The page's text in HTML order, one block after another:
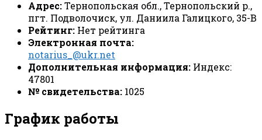
Адрес:Тернопольская обл., Тернопольский р.,
пгт. Подволочиск, ул. Даниила Галицкого, 35-В
Рейтинг: Нет рейтинга
Электронная почта:
notarius_@ukr.net
Дополнительная информация: Индекс:
47801
№ свидетельства: 1025
График работы